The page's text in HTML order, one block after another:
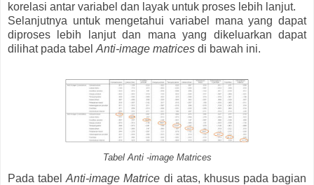
korelasi antar variabel dan layak untuk proses lebih lanjut.
Selanjutnya untuk mengetahui variabel mana yang dapat
diproses lebih lanjut dan mana yang dikeluarkan dapat
dilihat pada tabel Anti-image matrices di bawah ini.
Tabel Anti -image Matrices
Pada tabelAnti-image Matrice di atas, khusus pada bagian